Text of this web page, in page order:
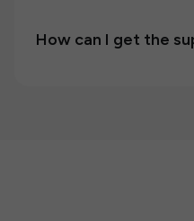
How can I get the